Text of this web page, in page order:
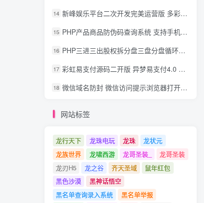
14 新峰娱乐平台二次开发完美运营版 多彩种多玩法 代理分红+积分兑换
15 PHP产品商品防伪码查询系统 支持手机防假验证网站建设 防伪码自动生成 批量导入
16 PHP三进三出股权拆分盘三盘分盘循环拆分系统源码
17 彩虹易支付源码二开版 异梦易支付4.0 可对接官方/易支付/码支付 去除后门 美化用户中心
18 微信域名防封 微信访问提示浏览器打开 非微信访问直接打开预防域名被封域名被封包换服务
网站标签
龙行天下 龙珠电玩 龙珠
龙状元
龙族世界
龙啸西游 龙哥圣装_
龙哥圣装
龙刃H5
龙之谷 齐天圣域
鼠年红包
黑色沙漠
黑神话悟空
黑名单查询录入系统
黑名单举报